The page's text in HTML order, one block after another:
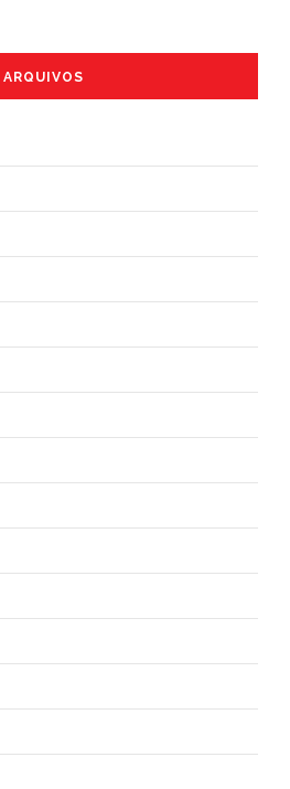
ARQUIVOS